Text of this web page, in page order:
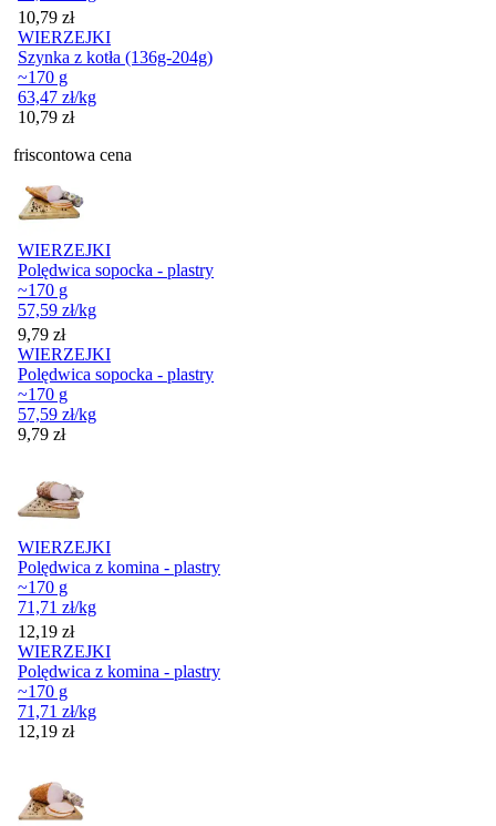
Cena
10,79 zł
WIERZEJKI
Szynka z kotła (136g-204g)
~170 g
63,47 zł/kg
Cena
10,79 zł
friscontowa cena
WIERZEJKI
Polędwica sopocka - plastry
~170 g
57,59 zł/kg
Cena
9,79 zł
WIERZEJKI
Polędwica sopocka - plastry
~170 g
57,59 zł/kg
Cena
9,79 zł
WIERZEJKI
Polędwica z komina - plastry
~170 g
71,71 zł/kg
Cena
12,19 zł
WIERZEJKI
Polędwica z komina - plastry
~170 g
71,71 zł/kg
Cena
12,19 zł